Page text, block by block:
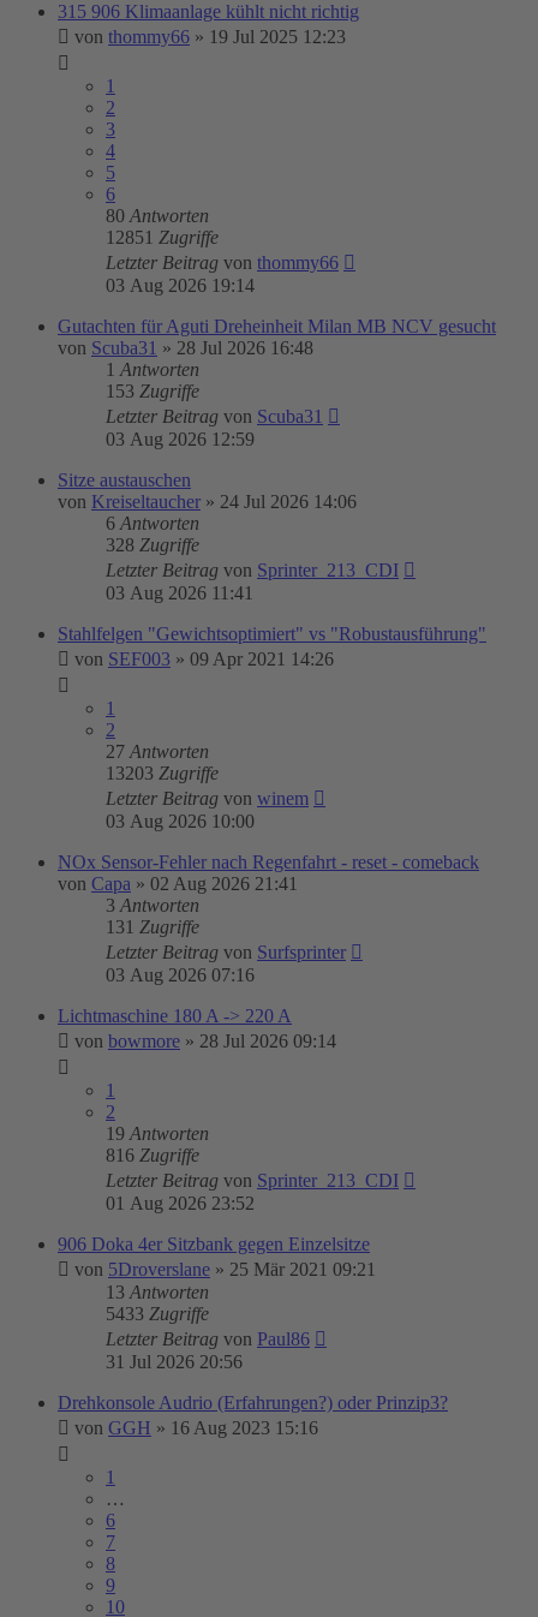
315 906 Klimaanlage kühlt nicht richtig
von thommy66 » 19 Jul 2025 12:23
1
2
3
4
5
6
80 Antworten
12851 Zugriffe
Letzter Beitrag von thommy66
03 Aug 2026 19:14
Gutachten für Aguti Dreheinheit Milan MB NCV gesucht
von Scuba31 » 28 Jul 2026 16:48
1 Antworten
153 Zugriffe
Letzter Beitrag von Scuba31
03 Aug 2026 12:59
Sitze austauschen
von Kreiseltaucher » 24 Jul 2026 14:06
6 Antworten
328 Zugriffe
Letzter Beitrag von Sprinter_213_CDI
03 Aug 2026 11:41
Stahlfelgen "Gewichtsoptimiert" vs "Robustausführung"
von SEF003 » 09 Apr 2021 14:26
1
2
27 Antworten
13203 Zugriffe
Letzter Beitrag von winem
03 Aug 2026 10:00
NOx Sensor-Fehler nach Regenfahrt - reset - comeback
von Capa » 02 Aug 2026 21:41
3 Antworten
131 Zugriffe
Letzter Beitrag von Surfsprinter
03 Aug 2026 07:16
Lichtmaschine 180 A -> 220 A
von bowmore » 28 Jul 2026 09:14
1
2
19 Antworten
816 Zugriffe
Letzter Beitrag von Sprinter_213_CDI
01 Aug 2026 23:52
906 Doka 4er Sitzbank gegen Einzelsitze
von 5Droverslane » 25 Mär 2021 09:21
13 Antworten
5433 Zugriffe
Letzter Beitrag von Paul86
31 Jul 2026 20:56
Drehkonsole Audrio (Erfahrungen?) oder Prinzip3?
von GGH » 16 Aug 2023 15:16
1
…
6
7
8
9
10